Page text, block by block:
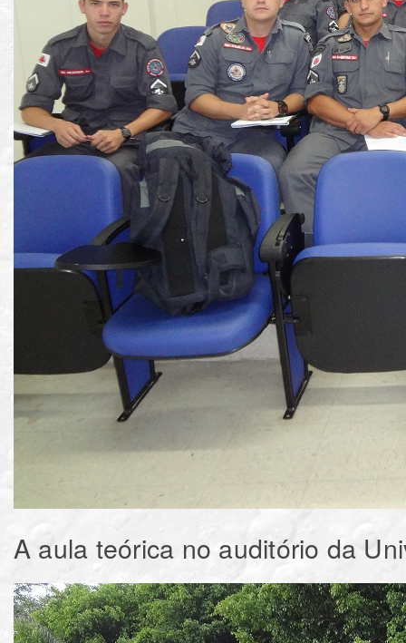
A aula teórica no auditório da